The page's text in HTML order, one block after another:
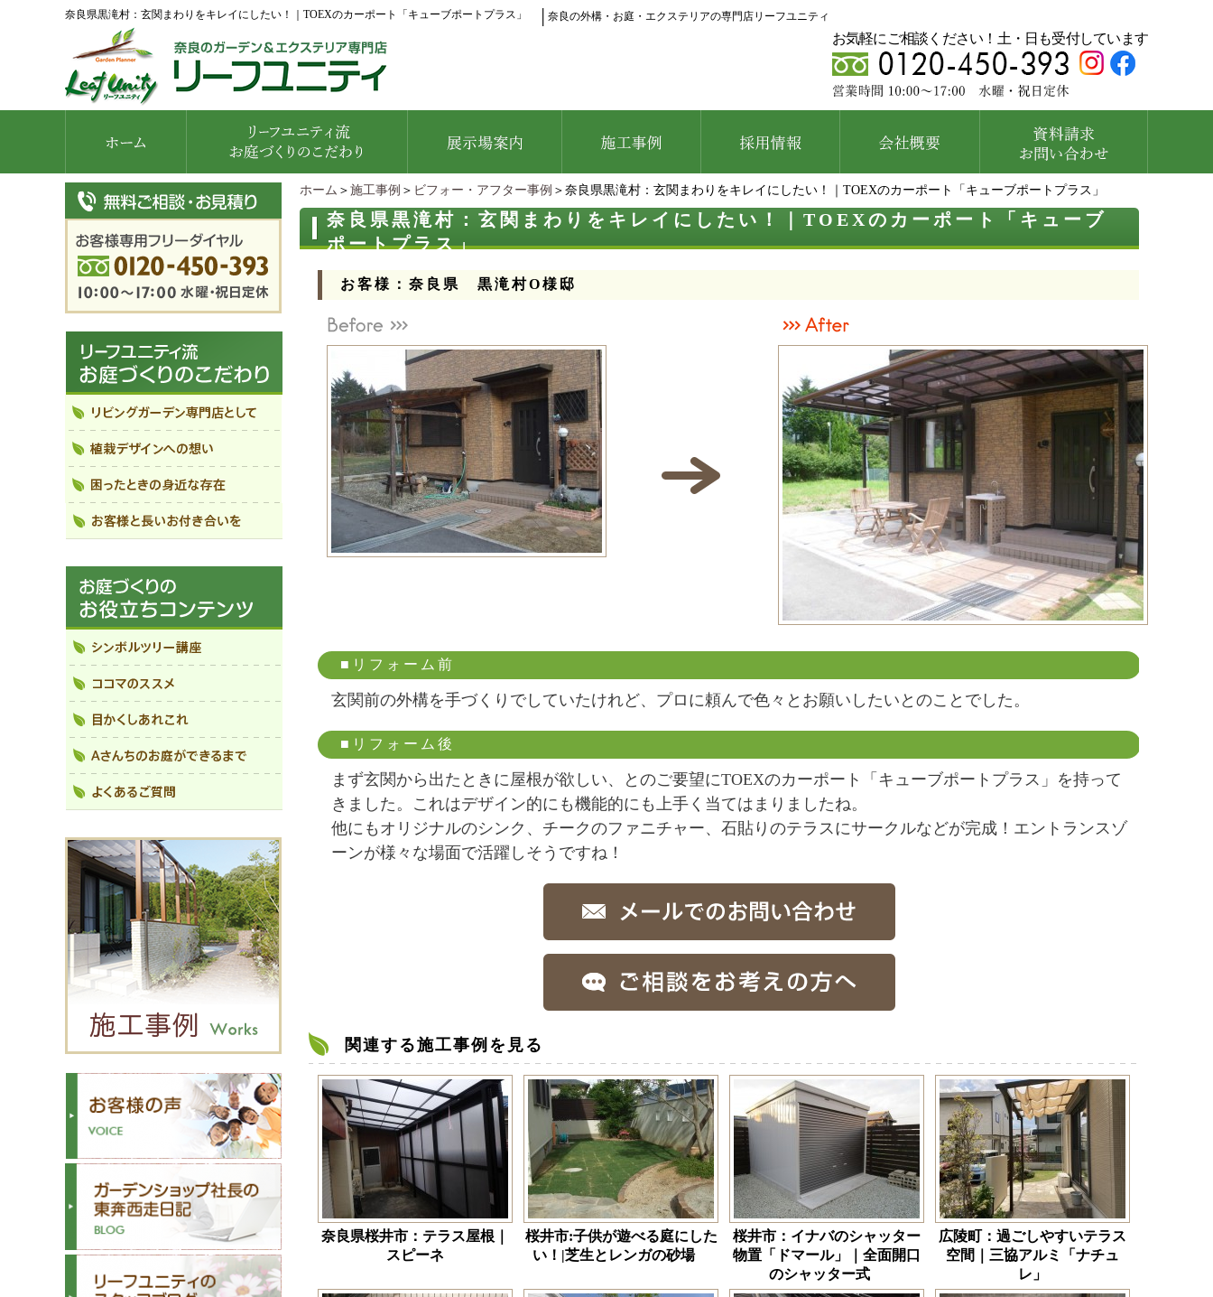
奈良県黒滝村：玄関まわりをキレイにしたい！｜TOEXのカーポート「キューブポートプラス」 奈良の外構・お庭・エクステリアの専門店リーフユニティ
お気軽にご相談ください！土・日も受付しています
ホーム ＞ 施工事例 ＞ ビフォー・アフター事例 ＞奈良県黒滝村：玄関まわりをキレイにしたい！｜TOEXのカーポート「キューブポートプラス」
奈良県黒滝村：玄関まわりをキレイにしたい！｜TOEXのカーポート「キューブ
ポートプラス」
お客様：奈良県 黒滝村O様邸
■リフォーム前
玄関前の外構を手づくりでしていたけれど、プロに頼んで色々とお願いしたいとのことでした。
■リフォーム後
まず玄関から出たときに屋根が欲しい、とのご要望にTOEXのカーポート「キューブポートプラス」を持って
きました。これはデザイン的にも機能的にも上手く当てはまりましたね。
他にもオリジナルのシンク、チークのファニチャー、石貼りのテラスにサークルなどが完成！エントランスゾ
ーンが様々な場面で活躍しそうですね！
関連する施工事例を見る
奈良県桜井市：テラス屋根｜
スピーネ
桜井市:子供が遊べる庭にした
い！|芝生とレンガの砂場
桜井市：イナバのシャッター
物置「ドマール」｜全面開口
のシャッター式
広陵町：過ごしやすいテラス
空間｜三協アルミ「ナチュ
レ」